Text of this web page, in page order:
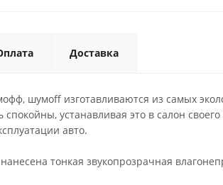
Доставка
шумoff изготавливаются из самых
спокойны, устанавливая это в салон
авто.
тонкая звукопрозрачная